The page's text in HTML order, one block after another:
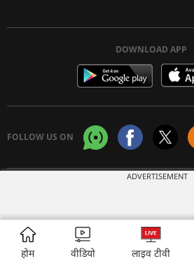
DOWNLOAD APP
FOLLOW US ON
ADVERTISEMENT
होम वीडियो लाइव टीवी